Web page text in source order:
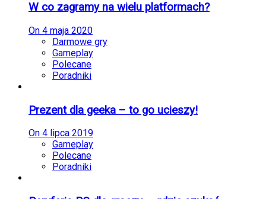
W co zagramy na wielu platformach?
On 4 maja 2020
Darmowe gry
Gameplay
Polecane
Poradniki
Prezent dla geeka – to go ucieszy!
On 4 lipca 2019
Gameplay
Polecane
Poradniki